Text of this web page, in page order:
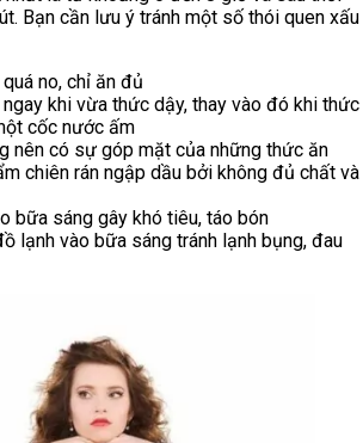
Bạn cần lưu ý tránh một số thói quen xấu
no, chỉ ăn đủ
khi vừa thức dậy, thay vào đó khi thức
cốc nước ấm
nên có sự góp mặt của những thức ăn
chiên rán ngập dầu bởi không đủ chất và
bữa sáng gây khó tiêu, táo bón
lạnh vào bữa sáng tránh lạnh bụng, đau